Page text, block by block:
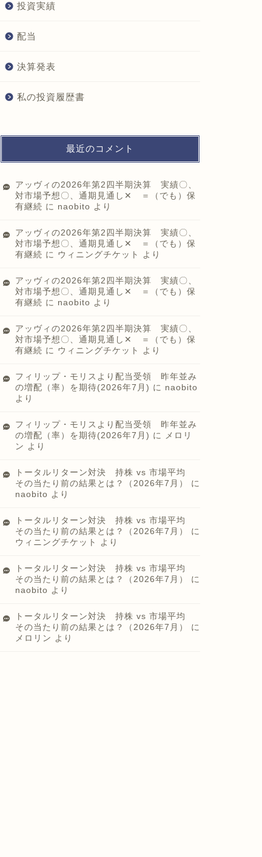
投資実績
配当
決算発表
私の投資履歴書
最近のコメント
アッヴィの2026年第2四半期決算 実績〇、
対市場予想〇、通期見通し✕ ＝（でも）保
有継続 に naobito より
アッヴィの2026年第2四半期決算 実績〇、
対市場予想〇、通期見通し✕ ＝（でも）保
有継続 に ウィニングチケット より
アッヴィの2026年第2四半期決算 実績〇、
対市場予想〇、通期見通し✕ ＝（でも）保
有継続 に naobito より
アッヴィの2026年第2四半期決算 実績〇、
対市場予想〇、通期見通し✕ ＝（でも）保
有継続 に ウィニングチケット より
フィリップ・モリスより配当受領 昨年並み
の増配（率）を期待(2026年7月) に naobito
より
フィリップ・モリスより配当受領 昨年並み
の増配（率）を期待(2026年7月) に メロリ
ン より
トータルリターン対決 持株 vs 市場平均
その当たり前の結果とは？（2026年7月）
に
naobito より
トータルリターン対決 持株 vs 市場平均
その当たり前の結果とは？（2026年7月）
に
ウィニングチケット
より
トータルリターン対決 持株 vs 市場平均
その当たり前の結果とは？（2026年7月）
に
naobito より
トータルリターン対決 持株 vs 市場平均
その当たり前の結果とは？（2026年7月）
に
メロリン より